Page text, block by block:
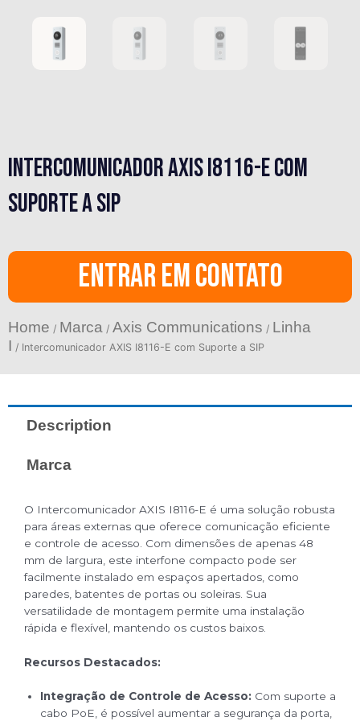
Intercomunicador AXIS I8116-E com
Suporte a SIP
entrar em contato
Home / Marca / Axis Communications / Linha
I / Intercomunicador AXIS I8116-E com Suporte a SIP
Description
Marca
O Intercomunicador AXIS I8116-E é uma solução robusta
para áreas externas que oferece comunicação eficiente
e controle de acesso. Com dimensões de apenas 48
mm de largura, este interfone compacto pode ser
facilmente instalado em espaços apertados, como
paredes, batentes de portas ou soleiras. Sua
versatilidade de montagem permite uma instalação
rápida e flexível, mantendo os custos baixos.
Recursos Destacados:
Integração de Controle de Acesso: Com suporte a
cabo PoE, é possível aumentar a segurança da porta,